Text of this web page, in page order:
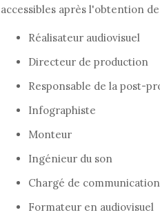
accessibles après l'obtention
Réalisateur audiovisuel
Directeur de production
Responsable de la post-
Infographiste
Monteur
Ingénieur du son
Chargé de
Formateur en audiovisuel